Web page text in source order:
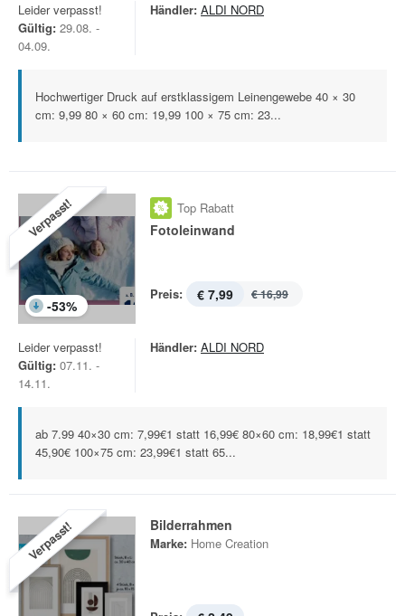
Leider verpasst!
Gültig: 29.08. -
04.09.
Händler: ALDI NORD
Hochwertiger Druck auf erstklassigem Leinengewebe 40 × 30
cm: 9,99 80 × 60 cm: 19,99 100 × 75 cm: 23...
Verpasst!
-53%
Top Rabatt
Fotoleinwand
Preis: € 7,99 € 16,99
Leider verpasst!
Gültig: 07.11. -
14.11.
Händler: ALDI NORD
ab 7.99 40×30 cm: 7,99€1 statt 16,99€ 80×60 cm: 18,99€1 statt
45,90€ 100×75 cm: 23,99€1 statt 65...
Verpasst! Bilderrahmen
Marke: Home Creation